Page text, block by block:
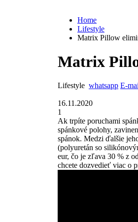
Home
Lifestyle
Matrix Pillow
Matrix
Lifestyle whatsapp E-
16.11.2020
1
Ak trpíte poruchami
spánkové polohy,
spánok. Medzi ďalšie
(polyuretán so
eur, čo je zľava 30 % z
chcete dozvedieť viac o